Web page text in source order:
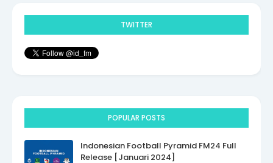
TWITTER
POPULAR POSTS
Indonesian Football Pyramid FM24 Full
Release [Januari 2024]